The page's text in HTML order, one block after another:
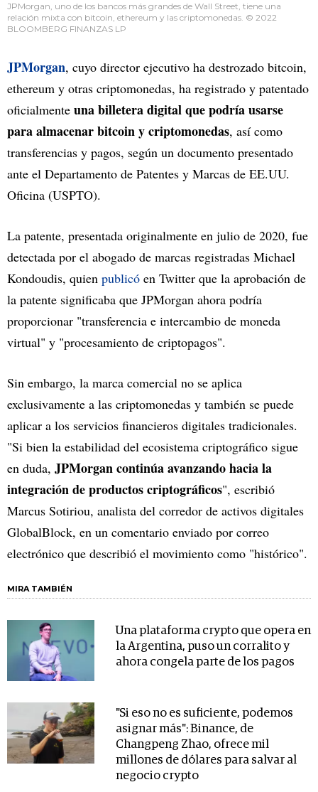
JPMorgan, uno de los bancos más grandes de Wall Street, tiene una
relación mixta con bitcoin, ethereum y las criptomonedas. © 2022
BLOOMBERG FINANZAS LP
JPMorgan, cuyo director ejecutivo ha destrozado bitcoin,
ethereum y otras criptomonedas, ha registrado y patentado
oficialmente una billetera digital que podría usarse
para almacenar bitcoin y criptomonedas, así como
transferencias y pagos, según un documento presentado
ante el Departamento de Patentes y Marcas de EE.UU.
Oficina (USPTO).
La patente, presentada originalmente en julio de 2020, fue
detectada por el abogado de marcas registradas Michael
Kondoudis, quien publicó en Twitter que la aprobación de
la patente significaba que JPMorgan ahora podría
proporcionar "transferencia e intercambio de moneda
virtual" y "procesamiento de criptopagos".
Sin embargo, la marca comercial no se aplica
exclusivamente a las criptomonedas y también se puede
aplicar a los servicios financieros digitales tradicionales.
"Si bien la estabilidad del ecosistema criptográfico sigue
en duda, JPMorgan continúa avanzando hacia la
integración de productos criptográficos", escribió
Marcus Sotiriou, analista del corredor de activos digitales
GlobalBlock, en un comentario enviado por correo
electrónico que describió el movimiento como "histórico".
MIRA TAMBIÉN
Una plataforma crypto que opera en
la Argentina, puso un corralito y
ahora congela parte de los pagos
"Si eso no es suficiente, podemos
asignar más": Binance, de
Changpeng Zhao, ofrece mil
millones de dólares para salvar al
negocio crypto